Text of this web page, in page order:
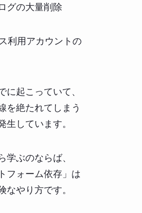
グの大量削除
利用アカウントの
に起こっていて、
を絶たれてしまう
生しています。
学ぶのならば、
フォーム依存」は
なやり方です。